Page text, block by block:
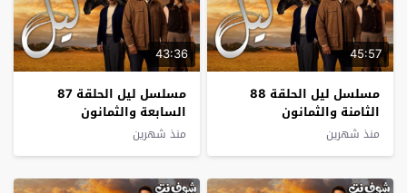
45:57
مسلسل ليل الحلقة 88
الثامنة والثمانون
منذ شهرين
43:36
مسلسل ليل الحلقة 87
السابعة والثمانون
منذ شهرين